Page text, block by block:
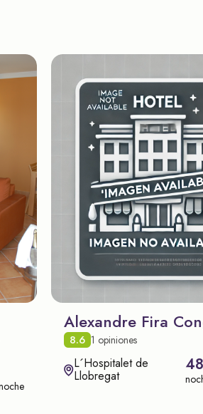
Alexandre Fira
8.6 1 opiniones
L´Hospitalet de
Llobregat